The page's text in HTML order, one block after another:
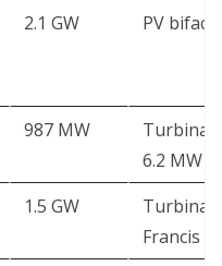
2.1 GW PV
987 MW
Turbinas
6.2 MW
1.5 GW
Turbinas
Francis